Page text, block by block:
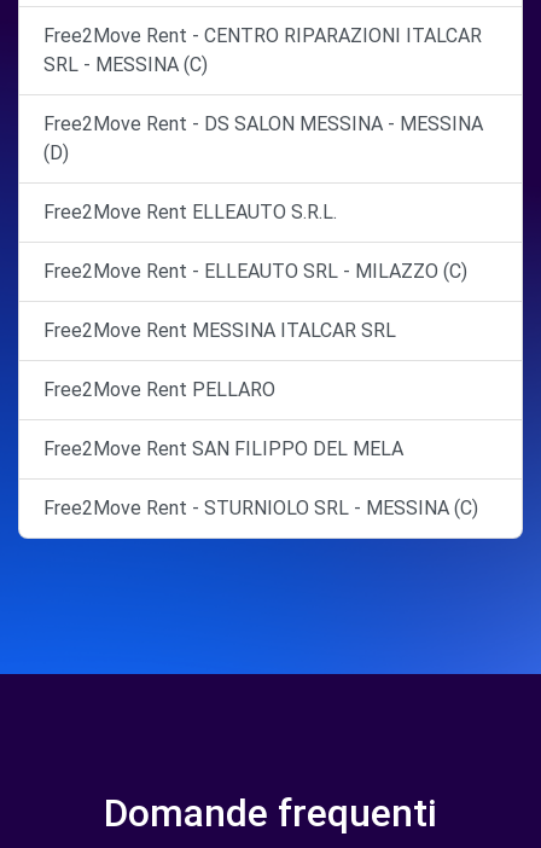
Free2Move Rent - CENTRO RIPARAZIONI ITALCAR
SRL - MESSINA (C)
Free2Move Rent - DS SALON MESSINA - MESSINA
(D)
Free2Move Rent ELLEAUTO S.R.L.
Free2Move Rent - ELLEAUTO SRL - MILAZZO (C)
Free2Move Rent MESSINA ITALCAR SRL
Free2Move Rent PELLARO
Free2Move Rent SAN FILIPPO DEL MELA
Free2Move Rent - STURNIOLO SRL - MESSINA (C)
Domande frequenti